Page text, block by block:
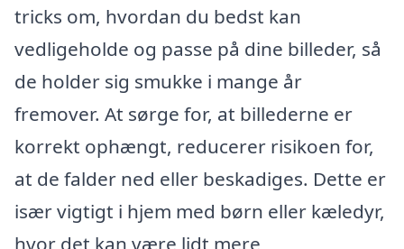
tricks om, hvordan du bedst kan
vedligeholde og passe på dine billeder, så
de holder sig smukke i mange år
fremover. At sørge for, at billederne er
korrekt ophængt, reducerer risikoen for,
at de falder ned eller beskadiges. Dette er
især vigtigt i hjem med børn eller kæledyr,
hvor det kan være lidt mere